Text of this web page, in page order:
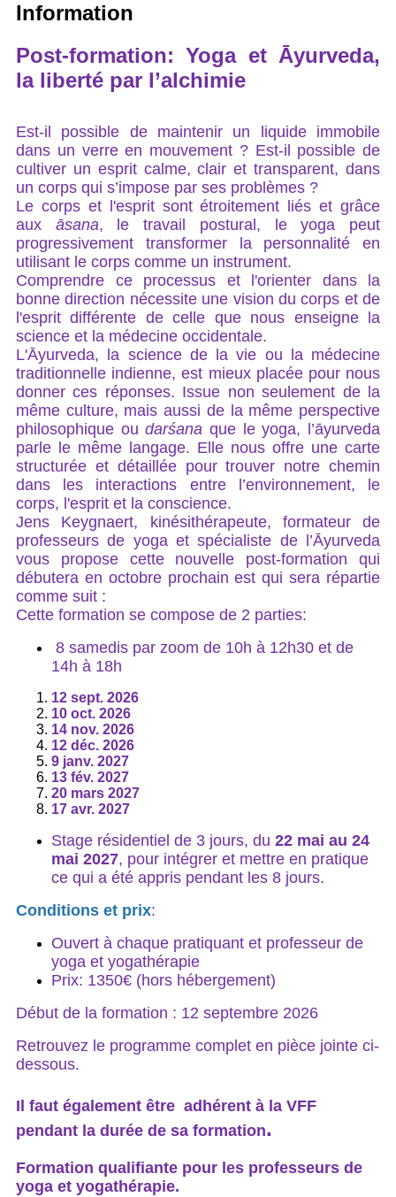
Information
Post-formation: Yoga et Āyurveda,
la liberté par l’alchimie
Est-il possible de maintenir un liquide immobile
dans un verre en mouvement ? Est-il possible de
cultiver un esprit calme, clair et transparent, dans
un corps qui s’impose par ses problèmes ?
Le corps et l'esprit sont étroitement liés et grâce
aux āsana, le travail postural, le yoga peut
progressivement transformer la personnalité en
utilisant le corps comme un instrument.
Comprendre ce processus et l'orienter dans la
bonne direction nécessite une vision du corps et de
l'esprit différente de celle que nous enseigne la
science et la médecine occidentale.
L'Āyurveda, la science de la vie ou la médecine
traditionnelle indienne, est mieux placée pour nous
donner ces réponses. Issue non seulement de la
même culture, mais aussi de la même perspective
philosophique oudarśana que le yoga, l’āyurveda
parle le même langage. Elle nous offre une carte
structurée et détaillée pour trouver notre chemin
dans les interactions entre l’environnement, le
corps, l'esprit et la conscience.
Jens Keygnaert, kinésithérapeute, formateur de
professeurs de yoga et spécialiste de l’Āyurveda
vous propose cette nouvelle post-formation qui
débutera en octobre prochain est qui sera répartie
comme suit :
Cette formation se compose de 2 parties:
8 samedis par zoom de 10h à 12h30 et de
14h à 18h
12 sept. 2026
10 oct. 2026
14 nov. 2026
12 déc. 2026
9 janv. 2027
13 fév. 2027
20 mars 2027
17 avr. 2027
Stage résidentiel de 3 jours, du 22 mai au 24
mai 2027, pour intégrer et mettre en pratique
ce qui a été appris pendant les 8 jours.
Conditions et prix:
Ouvert à chaque pratiquant et professeur de
yoga et yogathérapie
Prix: 1350€ (hors hébergement)
Début de la formation : 12 septembre 2026
Retrouvez le programme complet en pièce jointe ci-
dessous.
Il faut également être adhérent à la VFF
pendant la durée de sa formation.
Formation qualifiante pour les professeurs de
yoga et yogathérapie.